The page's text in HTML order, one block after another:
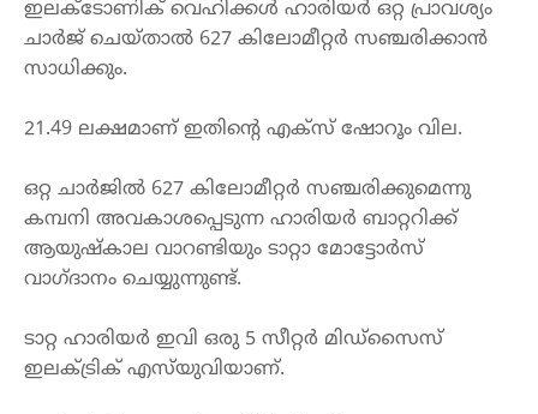
ഇലക്ടോണിക് വെഹിക്കൾ ഹാരിയർ ഒറ്റ പ്രാവശ്യം
ചാർജ് ചെയ്താൽ 627 കിലോമീറ്റർ സഞ്ചരിക്കാൻ
സാധിക്കും.
21.49 ലക്ഷമാണ് ഇതിന്റെ എക്സ് ഷോറൂം വില.
ഒറ്റ ചാർജിൽ 627 കിലോമീറ്റർ സഞ്ചരിക്കുമെന്നു
കമ്പനി അവകാശപ്പെടുന്ന ഹാരിയർ ബാറ്ററിക്ക്
ആയുഷ്കാല വാറണ്ടിയും ടാറ്റാ മോട്ടോർസ്
വാഗ്ദാനം ചെയ്യുന്നുണ്ട്.
ടാറ്റ ഹാരിയർ ഇവി ഒരു5 സീറ്റർ മിഡ്‌സൈസ്
ഇലക്ട്രിക് എസ്‌യുവിയാണ്.